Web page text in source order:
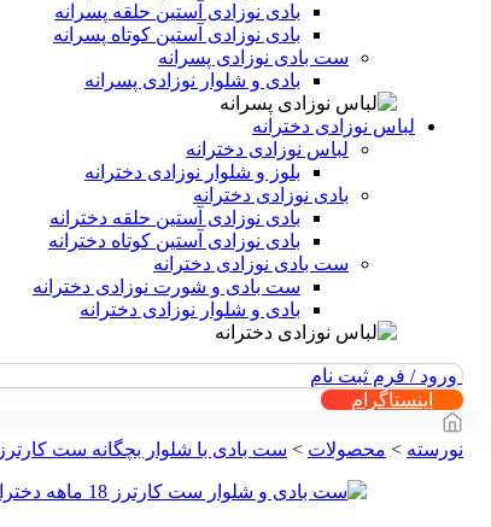
بادی نوزادی آستین حلقه پسرانه
بادی نوزادی آستین کوتاه پسرانه
ست بادی نوزادی پسرانه
بادی و شلوار نوزادی پسرانه
لباس نوزادی دخترانه
لباس نوزادی دخترانه
بلوز و شلوار نوزادی دخترانه
بادی نوزادی دخترانه
بادی نوزادی آستین حلقه دخترانه
بادی نوزادی آستین کوتاه دخترانه
ست بادی نوزادی دخترانه
ست بادی و شورت نوزادی دخترانه
بادی و شلوار نوزادی دخترانه
ورود / فرم ثبت نام
اینستاگرام
نورسته > محصولات > ست بادی با شلوار بچگانه ست کارترز 18 ماهه دخترانه طرح خرگوش